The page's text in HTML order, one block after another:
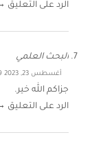
الرد على التعليق
البحث العلمي
أغسطس 23, 2023 at 2:19 م
جزاكم الله خير.
الرد على التعليق